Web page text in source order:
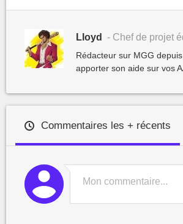
Lloyd - Chef de projet
Rédacteur sur MGG
apporter son aide sur vos
Commentaires les + récents